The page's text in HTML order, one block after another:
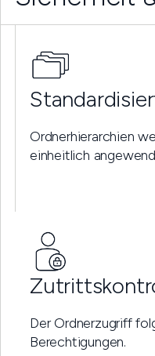
Ordnerhierarchien
einheitlich
Der Ordnerzugriff
Berechtigungen.